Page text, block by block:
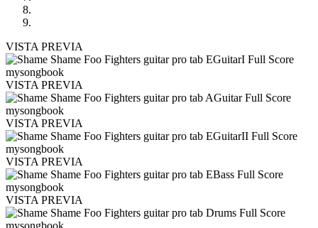
VISTA PREVIA
VISTA PREVIA
VISTA PREVIA
VISTA PREVIA
VISTA PREVIA